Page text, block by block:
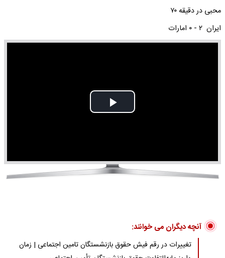
محبی در دقیقه ۷۰
ایران ۲ - ۰ امارات
Play
آنچه دیگران می خوانند:
تغییرات در رقم فیش حقوق بازنشستگان تامین اجتماعی | زمان